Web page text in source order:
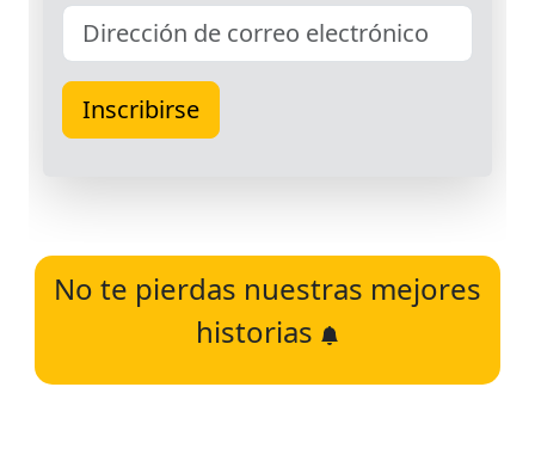
No te pierdas nuestras mejores
historias